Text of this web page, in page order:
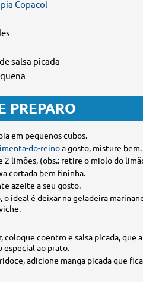
Copacol
salsa picada
PREPARO
em pequenos cubos.
do-reinoa gosto, misture bem.
2 limões, (obs.: retire o miolo do
cortada bem fininha.
azeite a seu gosto.
o ideal é deixar na geladeira
coloque coentro e salsa picada, que
especial ao prato.
adicione manga picada que